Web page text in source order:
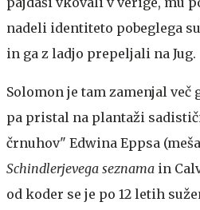
nadeli identiteto pobeglega
in ga z ladjo prepeljali na Jug.
Solomon je tam zamenjal več
pa pristal na plantaži
črnuhov" Edwina Eppsa
Schindlerjevega seznama in
od koder se je po 12 letih